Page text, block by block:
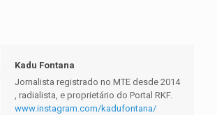
Kadu Fontana
Jornalista registrado no MTE desde 2014
, radialista, e proprietário do Portal RKF.
www.instagram.com/kadufontana/